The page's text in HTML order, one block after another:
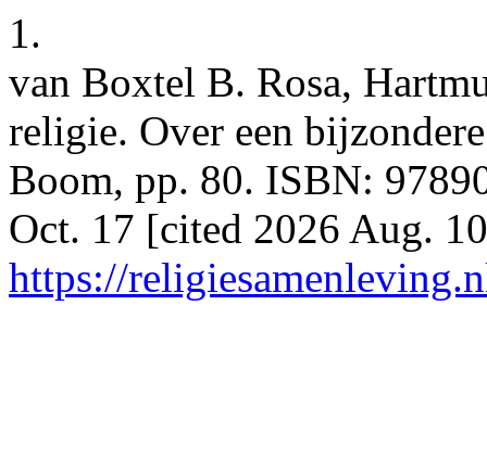
1.
van Boxtel B. Rosa,
religie. Over een
Boom, pp. 80. ISBN:
Oct. 17 [cited 2026 Aug.
https://